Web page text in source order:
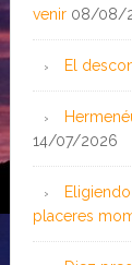
venir 08/08/
El
14/07/2026
placeres